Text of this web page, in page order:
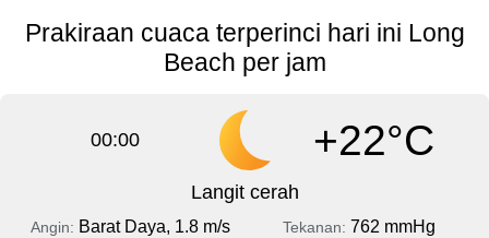
Prakiraan cuaca terperinci hari ini Long
Beach per jam
00:00 +22°C
Langit cerah
Angin: Barat Daya, 1.8 m/s Tekanan: 762 mmHg